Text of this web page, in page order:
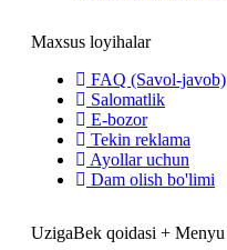
Maxsus loyihalar
FAQ (Savol-javob)
Salomatlik
E-bozor
Tekin reklama
Ayollar uchun
Dam olish bo'limi
UzigaBek qoidasi + Menyu